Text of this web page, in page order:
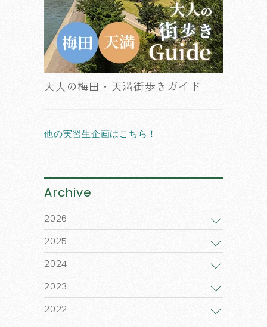
大人の梅田・天満街歩きガイド
他の実習生企画はこちら！
Archive
2026
2025
2024
2023
2022